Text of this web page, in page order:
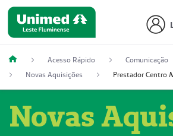
Acesso Rápido
Comunicação
Novas Aquisições
Novas